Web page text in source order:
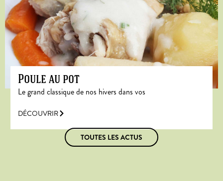
Poule au pot
Le grand classique de nos hivers dans vos
DÉCOUVRIR
TOUTES LES ACTUS